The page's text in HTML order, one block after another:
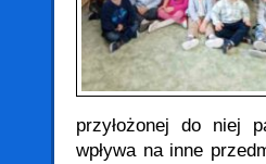
przyłożonej do niej
wpływa na inne